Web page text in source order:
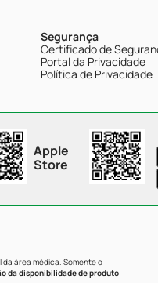
Segurança
Certificado de
Portal da Privacidade
Política de Privacidade
Apple
Store
área médica. Somente o
da disponibilidade de produto